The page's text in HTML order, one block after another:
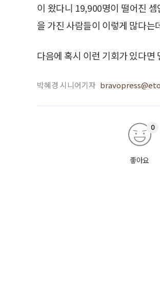
이 왔다니 19,900명이 떨어진
을 가진 사람들이 이렇게 많다
다음에 혹시 이런 기회가 있다
박혜경 시니어기자
좋아요
0